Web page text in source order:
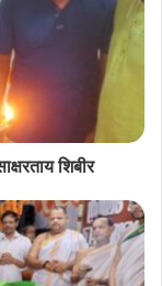
आर.रामानंद प्रभु,
हांणीं कविता सादर
कम्मत हांणे शाल
डी.डी.नवीनकुमार हांणें
युनायडेट
हांणी उपकार
शिबीर